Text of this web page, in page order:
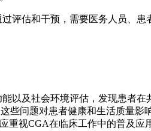
评估和干预，需要医务人员、
以及社会环境评估，发现患者
问题对患者健康和生活质量影
重视CGA在临床工作中的普及应